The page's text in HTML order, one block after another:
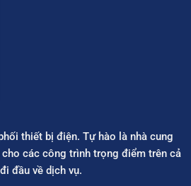
thiết bị điện. Tự hào là nhà cung
các công trình trọng điểm trên cả
đầu về dịch vụ.